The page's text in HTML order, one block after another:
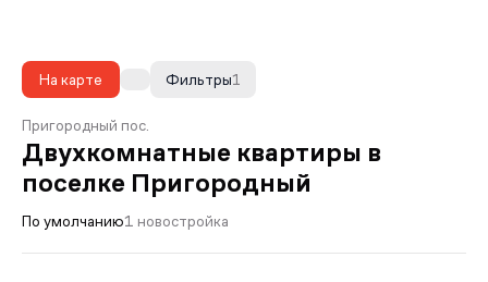
На карте 1
Фильтры
Пригородный пос.
Двухкомнатные квартиры в
поселке Пригородный
По умолчанию1 новостройка